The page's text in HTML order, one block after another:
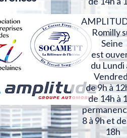
Romilly
Seine
est
du Lundi
de 9h à
de 14h à
8 à 9h et
18h